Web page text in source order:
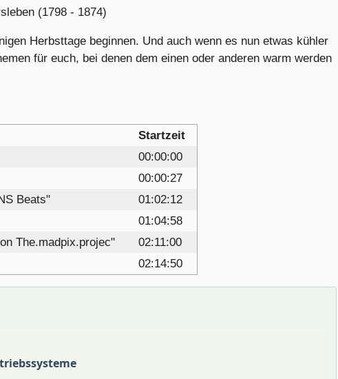
(1798 - 1874)
Herbsttage beginnen. Und auch wenn es nun etwas kühler
für euch, bei denen dem einen oder anderen warm werden
Startzeit
00:00:00
00:00:27
Beats"
01:02:12
01:04:58
The.madpix.projec"
02:11:00
02:14:50